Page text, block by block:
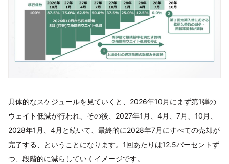
具体的なスケジュールを見ていくと、2026年10月にまず第1弾の
ウェイト低減が行われ、その後、2027年1月、4月、7月、10月、
2028年1月、4月と続いて、最終的に2028年7月にすべての売却が
完了する、ということになります。1回あたりは12.5パーセントず
つ、段階的に減らしていくイメージです。